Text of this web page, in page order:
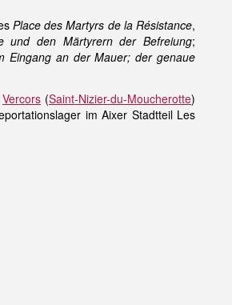
Place des Martyrs de la Résistance,
und den Märtyrern der Befreiung;
Eingang an der Mauer; der genaue
Vercors(Saint-Nizier-du-Moucherotte)
im Aixer Stadtteil Les